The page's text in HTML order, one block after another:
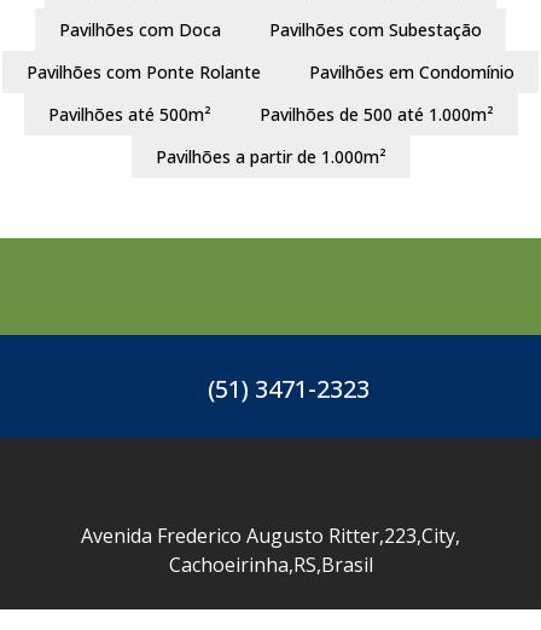
Pavilhões com Doca
Pavilhões com Subestação
Pavilhões com Ponte Rolante
Pavilhões em Condomínio
Pavilhões até 500m²
Pavilhões de 500 até 1.000m²
Pavilhões a partir de 1.000m²
(51) 3471-2323
Avenida Frederico Augusto Ritter,223,City,
Cachoeirinha,RS,Brasil